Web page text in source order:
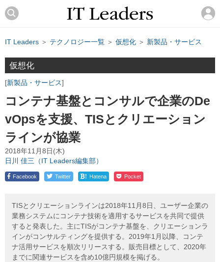
IT Leaders ＞ テクノロジー一覧 ＞ 仮想化 ＞ 新製品・サービス
仮想化
新製品・サービス
コンテナ基盤とコンサルで企業のDe
vOpsを支援、TISとクリエーション
ラインが協業
2018年11月8日(木)
日川 佳三（IT Leaders編集部）
Facebook Twitter ! Hatena Pocket
TISとクリエーションラインは2018年11月8日、ユーザー企業の
業務システムにコンテナ技術を適用するサービスを共同で提供
すると発表した。主にTISがコンテナ基盤を、クリエーションラ
インがコンサルティングを提供する。2019年1月以降、コンテ
ナ活用サービスを順次リリースする。販売目標として、2020年
までに関連サービスを含め10億円規模を掲げる。